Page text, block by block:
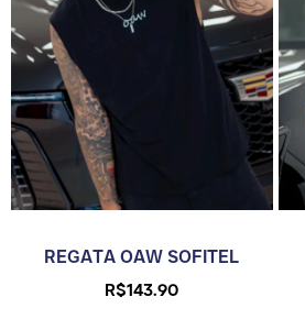
REGATA OAW SOFITEL
R$143.90